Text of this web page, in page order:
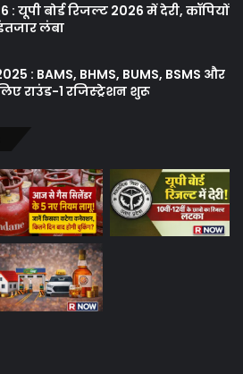
यूपी बोर्ड रिजल्ट 2026 में देरी, कॉपियों
लंबा
: BAMS, BHMS, BUMS, BSMS और
राउंड-1 रजिस्ट्रेशन शुरू